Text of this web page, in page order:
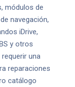
módulos de
navegación,
iDrive,
y otros
una
reparaciones
catálogo